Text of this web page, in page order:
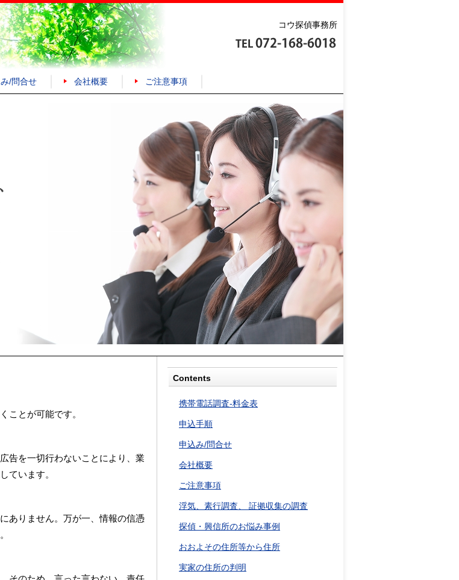
コウ探偵事務所
/問合せ 会社概要 ご注意事項
ことが可能です。
告を一切行わないことにより、業
ています。
ありません。万が一、情報の信憑
Contents
携帯電話調査-料金表
申込手順
申込み/問合せ
会社概要
ご注意事項
浮気、素行調査、 証拠収集の調査
探偵・興信所のお悩み事例
おおよその住所等から住所
実家の住所の判明